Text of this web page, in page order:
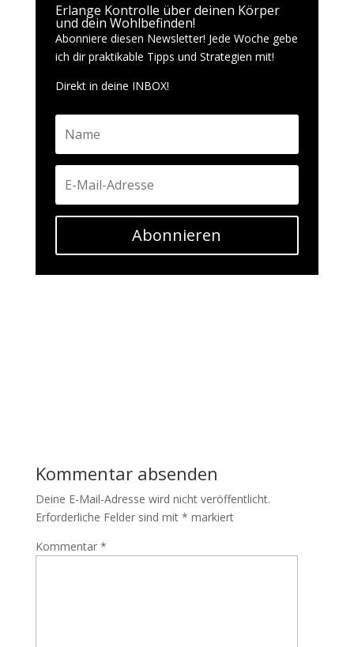
Erlange Kontrolle über deinen Körper
und dein Wohlbefinden!
Abonniere diesen Newsletter! Jede Woche gebe
ich dir praktikable Tipps und Strategien mit!
Direkt in deine INBOX!
Abonnieren
Kommentar absenden
Deine E-Mail-Adresse wird nicht veröffentlicht.
Erforderliche Felder sind mit * markiert
Kommentar *